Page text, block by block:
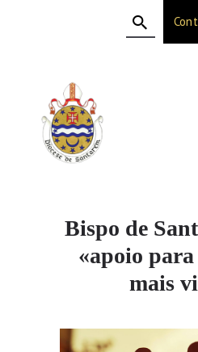
Bispo de
«apoio
mais
A DIOCESE
CELEBRAÇÃO
VIDA CRISTÃ
NOTÍCIAS